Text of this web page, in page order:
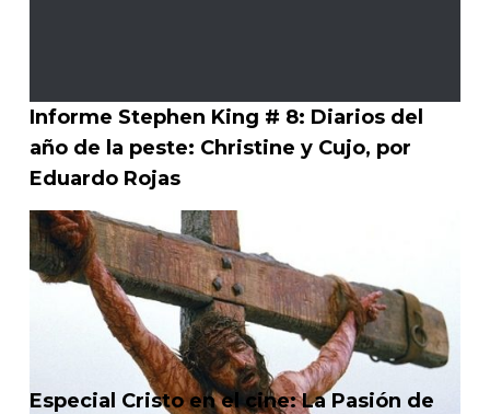
Informe Stephen King # 8: Diarios del
año de la peste: Christine y Cujo, por
Eduardo Rojas
Especial Cristo en el cine: La Pasión de